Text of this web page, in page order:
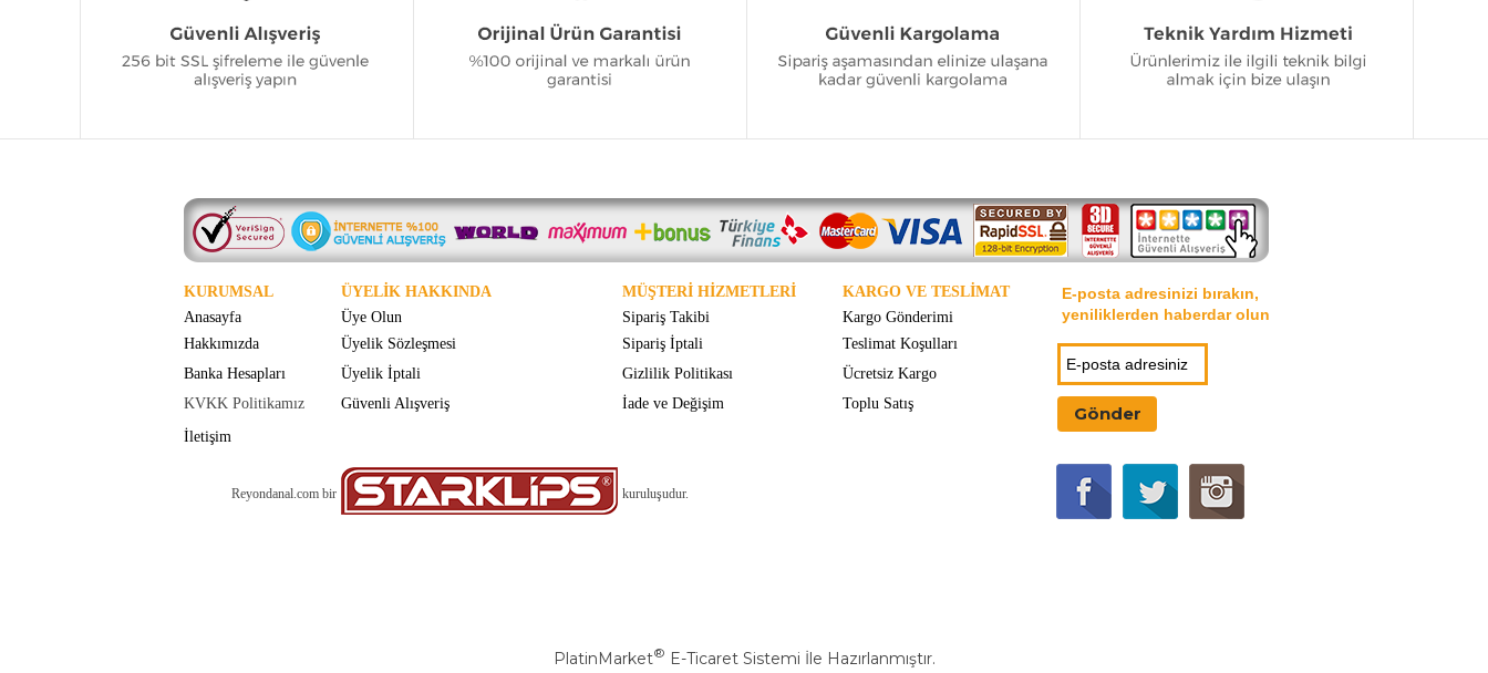
KURUMSAL ÜYELİK HAKKINDA MÜŞTERİ HİZMETLERİ KARGO VE TESLİMAT
E-posta adresinizi bırakın,
yeniliklerden haberdar olun
Anasayfa Üye Olun Sipariş Takibi
Kargo Gönderimi
Hakkımızda
Üyelik Sözleşmesi Sipariş İptali
Teslimat Koşulları
Banka Hesapları
Üyelik İptali Gizlilik Politikası
Ücretsiz Kargo
KVKK Politikamız
Güvenli Alışveriş İade ve Değişim
Toplu Satış
İletişim
Reyondanal.com bir kuruluşudur.
PlatinMarket® E-Ticaret Sistemi İle Hazırlanmıştır.